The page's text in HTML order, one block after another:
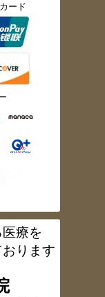
ード
療を
ります